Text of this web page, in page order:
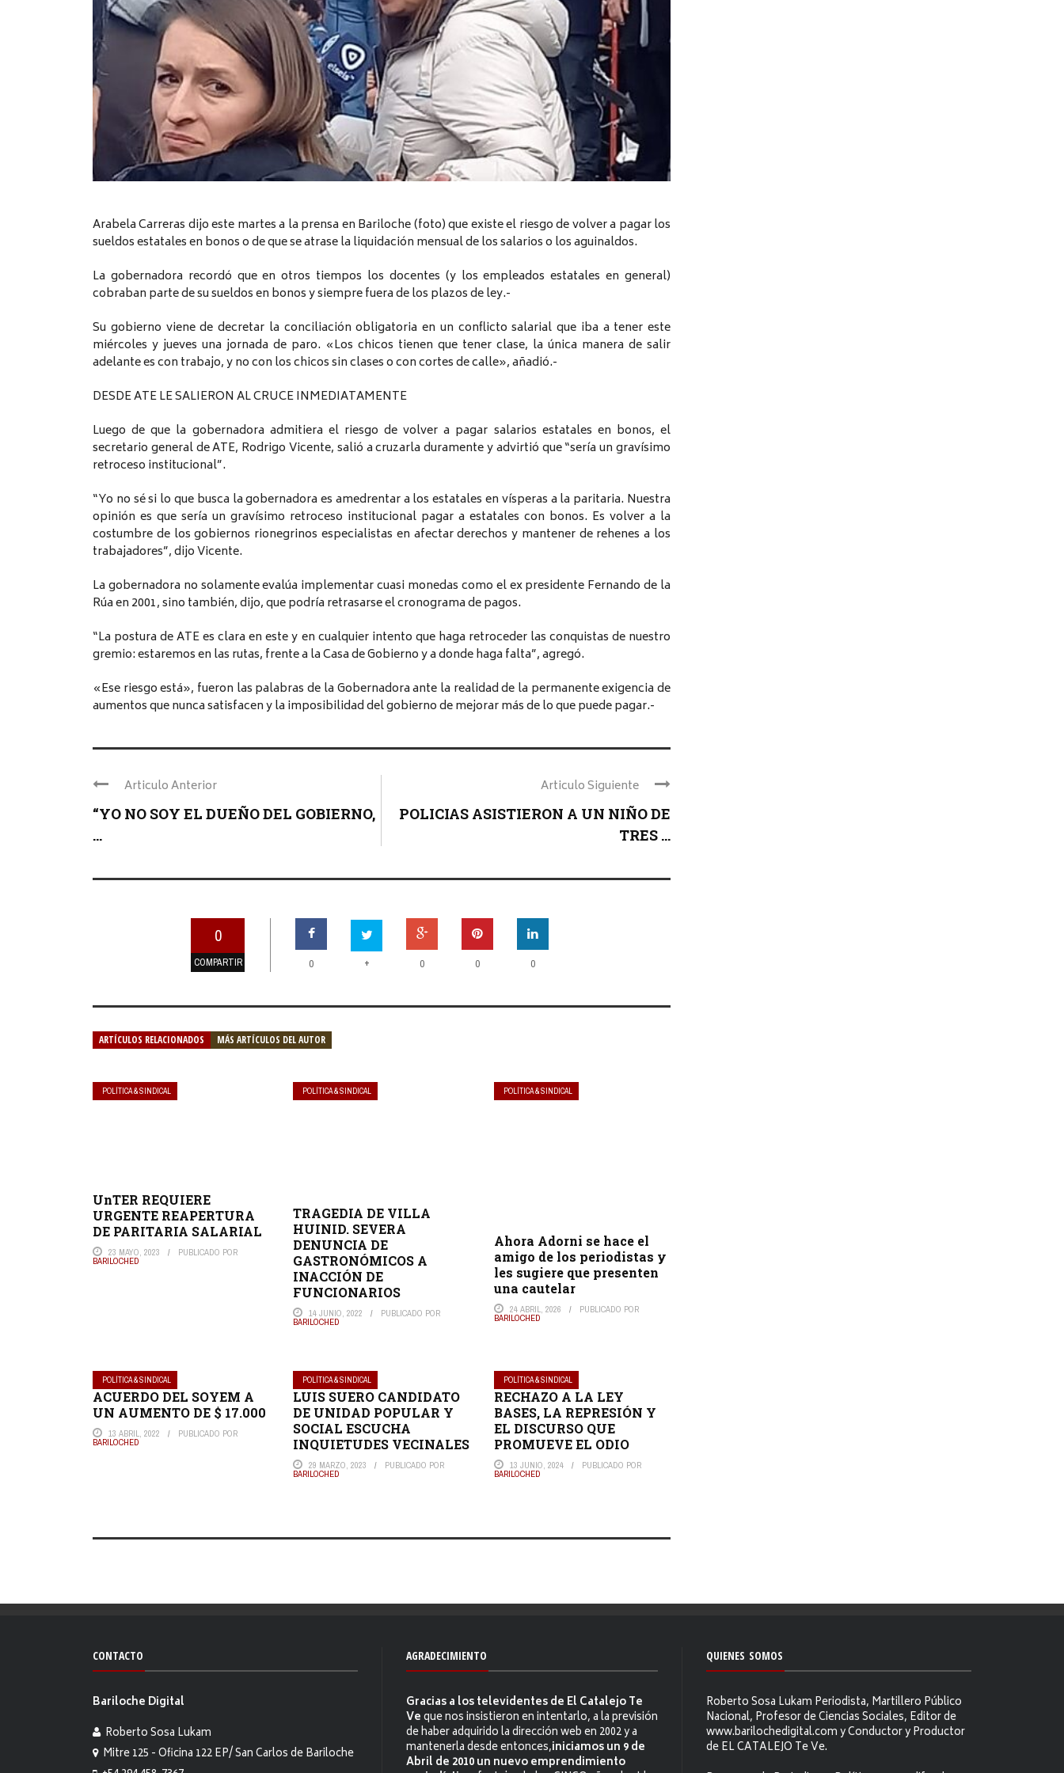
Arabela Carreras dijo este martes a la prensa en Bariloche (foto) que existe el riesgo de volver a pagar los
sueldos estatales en bonos o de que se atrase la liquidación mensual de los salarios o los aguinaldos.
La gobernadora recordó que en otros tiempos los docentes (y los empleados estatales en general)
cobraban parte de su sueldos en bonos y siempre fuera de los plazos de ley.-
Su gobierno viene de decretar la conciliación obligatoria en un conflicto salarial que iba a tener este
miércoles y jueves una jornada de paro. «Los chicos tienen que tener clase, la única manera de salir
adelante es con trabajo, y no con los chicos sin clases o con cortes de calle», añadió.-
DESDE ATE LE SALIERON AL CRUCE INMEDIATAMENTE
Luego de que la gobernadora admitiera el riesgo de volver a pagar salarios estatales en bonos, el
secretario general de ATE, Rodrigo Vicente, salió a cruzarla duramente y advirtió que “sería un gravísimo
retroceso institucional”.
“Yo no sé si lo que busca la gobernadora es amedrentar a los estatales en vísperas a la paritaria. Nuestra
opinión es que sería un gravísimo retroceso institucional pagar a estatales con bonos. Es volver a la
costumbre de los gobiernos rionegrinos especialistas en afectar derechos y mantener de rehenes a los
trabajadores”, dijo Vicente.
La gobernadora no solamente evalúa implementar cuasi monedas como el ex presidente Fernando de la
Rúa en 2001, sino también, dijo, que podría retrasarse el cronograma de pagos.
“La postura de ATE es clara en este y en cualquier intento que haga retroceder las conquistas de nuestro
gremio: estaremos en las rutas, frente a la Casa de Gobierno y a donde haga falta”, agregó.
«Ese riesgo está», fueron las palabras de la Gobernadora ante la realidad de la permanente exigencia de
aumentos que nunca satisfacen y la imposibilidad del gobierno de mejorar más de lo que puede pagar.-
Articulo Anterior
“YO NO SOY EL DUEÑO DEL GOBIERNO,
...
Articulo Siguiente
POLICIAS ASISTIERON A UN NIÑO DE
TRES ...
0
COMPARTIR 0 + 0 0 0
ARTÍCULOS RELACIONADOS MÁS ARTÍCULOS DEL AUTOR
POLÍTICA & SINDICAL
UnTER REQUIERE
URGENTE REAPERTURA
DE PARITARIA SALARIAL
23 MAYO, 2023 PUBLICADO POR
BARILOCHED
POLÍTICA & SINDICAL
TRAGEDIA DE VILLA
HUINID. SEVERA
DENUNCIA DE
GASTRONÓMICOS A
INACCIÓN DE
FUNCIONARIOS
14 JUNIO, 2022 PUBLICADO POR
BARILOCHED
POLÍTICA & SINDICAL
Ahora Adorni se hace el
amigo de los periodistas y
les sugiere que presenten
una cautelar
24 ABRIL, 2026 PUBLICADO POR
BARILOCHED
POLÍTICA & SINDICAL
ACUERDO DEL SOYEM A
UN AUMENTO DE $ 17.000
13 ABRIL, 2022 PUBLICADO POR
BARILOCHED
POLÍTICA & SINDICAL
LUIS SUERO CANDIDATO
DE UNIDAD POPULAR Y
SOCIAL ESCUCHA
INQUIETUDES VECINALES
29 MARZO, 2023 PUBLICADO POR
BARILOCHED
POLÍTICA & SINDICAL
RECHAZO A LA LEY
BASES, LA REPRESIÓN Y
EL DISCURSO QUE
PROMUEVE EL ODIO
13 JUNIO, 2024 PUBLICADO POR
BARILOCHED
CONTACTO
Bariloche Digital
Roberto Sosa Lukam
Mitre 125 - Oficina 122 EP/ San Carlos de Bariloche
AGRADECIMIENTO
Gracias a los televidentes de El Catalejo Te
Veque nos insistieron en intentarlo, a la previsión
de haber adquirido la dirección web en 2002 y a
mantenerla desde entonces,iniciamos un 9 de
Abril de 2010 un nuevo emprendimiento
QUIENES SOMOS
Roberto Sosa Lukam Periodista, Martillero Público
Nacional, Profesor de Ciencias Sociales, Editor de
www.barilochedigital.com y Conductor y Productor
de EL CATALEJO Te Ve.